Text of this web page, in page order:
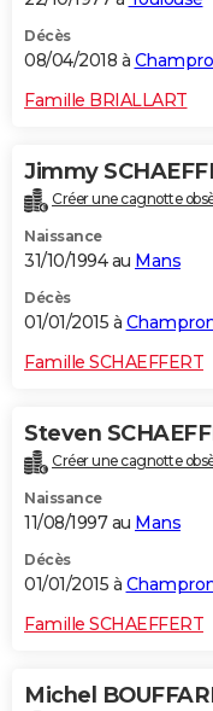
S'inscrire
Se connecter
Lycées
Collèges
Primaires
Universités
Entreprises
Service militaire
Avis de recherche
AVIS DE DÉCÈS
Décès
08/04/2018 à
Famille BRIALLART
Jimmy
Créer une cagnotte
Naissance
31/10/1994 au Mans
Décès
01/01/2015 à
Famille SCHAEFFERT
Steven
Créer une cagnotte
Naissance
11/08/1997 au Mans
Décès
01/01/2015 à
Famille SCHAEFFERT
Michel